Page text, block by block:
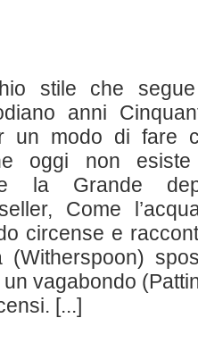
stile che
anni
un modo di fare
oggi non
la Grande
Come
circense e
(Witherspoon)
vagabondo
[...]